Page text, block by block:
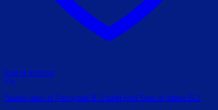
Add to wishlist
Vis
Taktile label til Pennytalk B-2 taktil Hmi Sets of labels B-2